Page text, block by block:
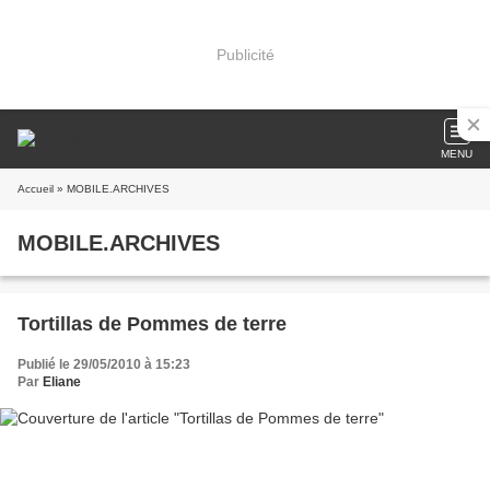
Publicité
MENU
Accueil » MOBILE.ARCHIVES
MOBILE.ARCHIVES
Tortillas de Pommes de terre
Publié le 29/05/2010 à 15:23
Par Eliane